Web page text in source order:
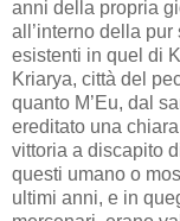
anni della propria
all’interno della
esistenti in quel di
Kriarya, città del
quanto M’Eu, dal
ereditato una
vittoria a discapito
questi umano o
ultimi anni, e in